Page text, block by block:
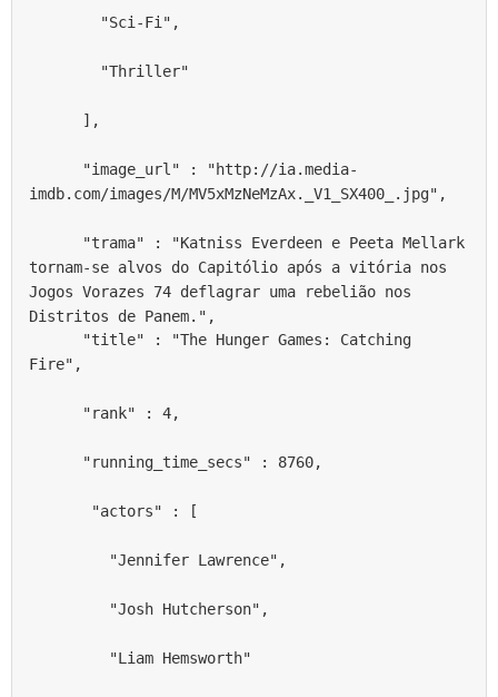
"Sci-Fi",
"Thriller"
],
"image_url" : "http://ia.media-
imdb.com/images/M/MV5xMzNeMzAx._V1_SX400_.jpg",
"trama" : "Katniss Everdeen e Peeta Mellark
tornam-se alvos do Capitólio após a vitória nos
Jogos Vorazes 74 deflagrar uma rebelião nos
Distritos de Panem.",
"title" : "The Hunger Games: Catching
Fire",
"rank" : 4,
"running_time_secs" : 8760,
"actors" : [
"Jennifer Lawrence",
"Josh Hutcherson",
"Liam Hemsworth"